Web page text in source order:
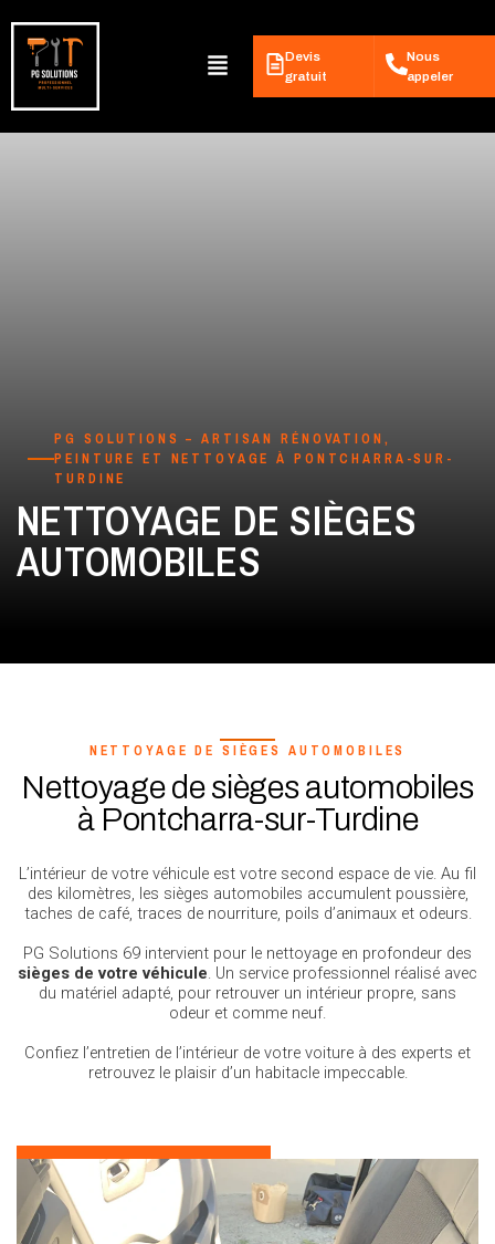
au
contenu
Menu
Devis
gratuit
Nous
appeler
PG SOLUTIONS – ARTISAN RÉNOVATION,
PEINTURE ET NETTOYAGE À PONTCHARRA-SUR-
TURDINE
NETTOYAGE DE SIÈGES
AUTOMOBILES
NETTOYAGE DE SIÈGES AUTOMOBILES
Nettoyage de sièges automobiles
à Pontcharra-sur-Turdine
L’intérieur de votre véhicule est votre second espace de vie. Au fil
des kilomètres, les sièges automobiles accumulent poussière,
taches de café, traces de nourriture, poils d’animaux et odeurs.
PG Solutions 69 intervient pour le nettoyage en profondeur des
sièges de votre véhicule. Un service professionnel réalisé avec
du matériel adapté, pour retrouver un intérieur propre, sans
odeur et comme neuf.
Confiez l’entretien de l’intérieur de votre voiture à des experts et
retrouvez le plaisir d’un habitacle impeccable.